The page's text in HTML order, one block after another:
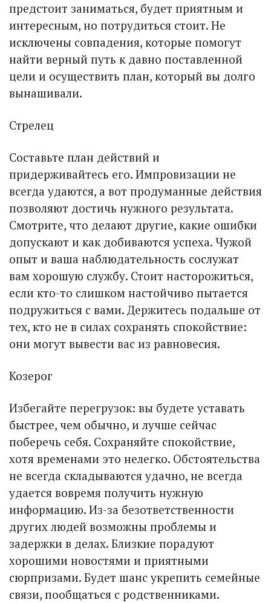
предстоит заниматься, будет приятным и
интересным, но потрудиться стоит. Не
исключены совпадения, которые помогут
найти верный путь к давно поставленной
цели и осуществить план, который вы долго
вынашивали.
Стрелец
Составьте план действий и
придерживайтесь его. Импровизации не
всегда удаются, а вот продуманные действия
позволяют достичь нужного результата.
Смотрите, что делают другие, какие ошибки
допускают и как добиваются успеха. Чужой
опыт и ваша наблюдательность сослужат
вам хорошую службу. Стоит насторожиться,
если кто-то слишком настойчиво пытается
подружиться с вами. Держитесь подальше от
тех, кто не в силах сохранять спокойствие:
они могут вывести вас из равновесия.
Козерог
Избегайте перегрузок: вы будете уставать
быстрее, чем обычно, и лучше сейчас
поберечь себя. Сохраняйте спокойствие,
хотя временами это нелегко. Обстоятельства
не всегда складываются удачно, не всегда
удается вовремя получить нужную
информацию. Из-за безответственности
других людей возможны проблемы и
задержки в делах. Близкие порадуют
хорошими новостями и приятными
сюрпризами. Будет шанс укрепить семейные
связи, пообщаться с родственниками.